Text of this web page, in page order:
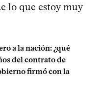
lo que estoy muy
a la nación: ¿qué
del contrato de
firmó con la